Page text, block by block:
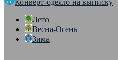
Конверт-одеяло на выписку
Лето
Весна-Осень
Зима